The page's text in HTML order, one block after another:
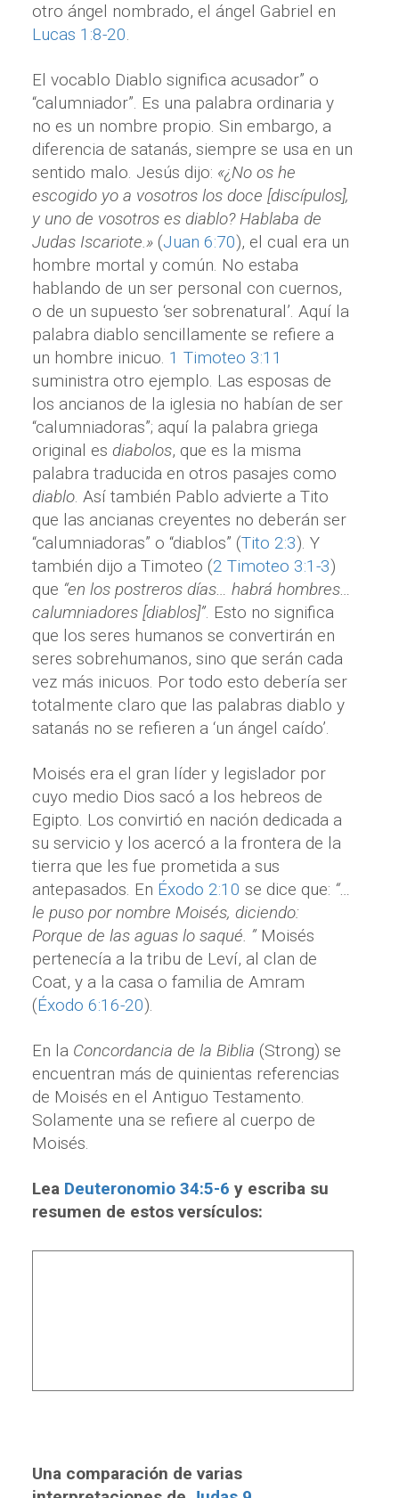
otro ángel nombrado, el ángel Gabriel en
Lucas 1:8-20.
El vocablo Diablo significa acusador” o
“calumniador”. Es una palabra ordinaria y
no es un nombre propio. Sin embargo, a
diferencia de satanás, siempre se usa en un
sentido malo. Jesús dijo: «¿No os he
escogido yo a vosotros los doce [discípulos],
y uno de vosotros es diablo? Hablaba de
Judas Iscariote.»(Juan 6:70), el cual era un
hombre mortal y común. No estaba
hablando de un ser personal con cuernos,
o de un supuesto ‘ser sobrenatural’. Aquí la
palabra diablo sencillamente se refiere a
un hombre inicuo. 1 Timoteo 3:11
suministra otro ejemplo. Las esposas de
los ancianos de la iglesia no habían de ser
“calumniadoras”; aquí la palabra griega
original es diabolos, que es la misma
palabra traducida en otros pasajes como
diablo. Así también Pablo advierte a Tito
que las ancianas creyentes no deberán ser
“calumniadoras” o “diablos” (Tito 2:3). Y
también dijo a Timoteo (2 Timoteo 3:1-3)
que “en los postreros días… habrá hombres…
calumniadores [diablos]”. Esto no significa
que los seres humanos se convertirán en
seres sobrehumanos, sino que serán cada
vez más inicuos. Por todo esto debería ser
totalmente claro que las palabras diablo y
satanás no se refieren a ‘un ángel caído’.
Moisés era el gran líder y legislador por
cuyo medio Dios sacó a los hebreos de
Egipto. Los convirtió en nación dedicada a
su servicio y los acercó a la frontera de la
tierra que les fue prometida a sus
antepasados. En Éxodo 2:10 se dice que: “…
le puso por nombre Moisés, diciendo:
Porque de las aguas lo saqué. ”Moisés
pertenecía a la tribu de Leví, al clan de
Coat, y a la casa o familia de Amram
(Éxodo 6:16-20).
En laConcordancia de la Biblia (Strong) se
encuentran más de quinientas referencias
de Moisés en el Antiguo Testamento.
Solamente una se refiere al cuerpo de
Moisés.
Lea Deuteronomio 34:5-6 y escriba su
resumen de estos versículos:
Una comparación de varias